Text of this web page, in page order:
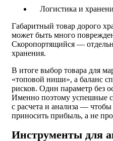
Логистика и
Габаритный товар дорого
может быть много
Скоропортящийся —
хранения.
В итоге выбор товара для
«топовой ниши», а баланс
рисков. Один параметр без
Именно поэтому успешные
с расчета и анализа — чтобы
приносить прибыль, а не
Инструменты для